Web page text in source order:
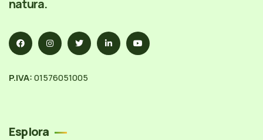
natura.
P.IVA:01576051005
Esplora